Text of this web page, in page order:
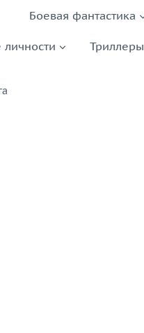
Боевая фантастика
личности Триллеры